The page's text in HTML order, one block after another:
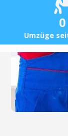
0
Umzüge